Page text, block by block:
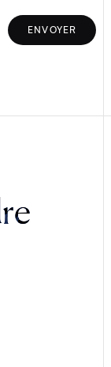
ENVOYER